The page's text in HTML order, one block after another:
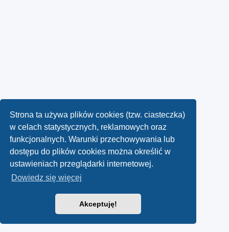
Strona ta używa plików cookies (tzw. ciasteczka)
w celach statystycznych, reklamowych oraz
funkcjonalnych. Warunki przechowywania lub
dostępu do plików cookies można określić w
ustawieniach przeglądarki internetowej.
Dowiedz się więcej
Akceptuję!